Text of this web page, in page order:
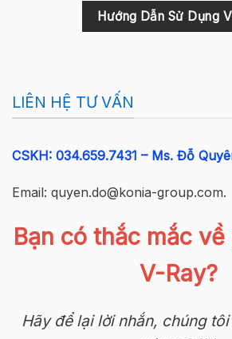
Hướng Dẫn Sử Dụng
LIÊN HỆ TƯ VẤN
CSKH: 034.659.7431 –Ms. Đỗ
Email: quyen.do@konia-group.com.
Bạn có thắc mắc
V-Ray?
Hãy để lại lời nhắn, chúng